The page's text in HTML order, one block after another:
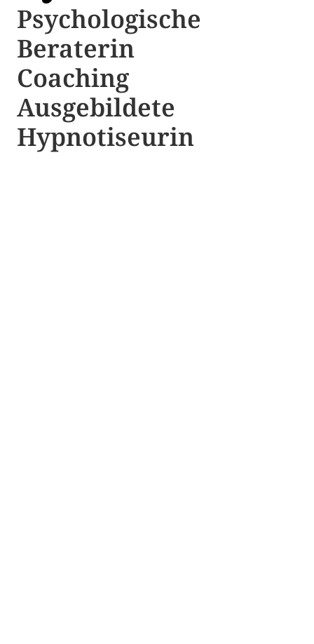
Psychologische ​​
Beraterin
Coaching
Ausgebildete​ ​
Hypnotiseurin